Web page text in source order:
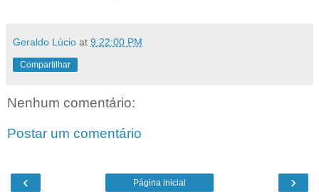
Geraldo Lúcio at 9:22:00 PM
Compartilhar
Nenhum comentário:
Postar um comentário
‹ ›
Página inicial